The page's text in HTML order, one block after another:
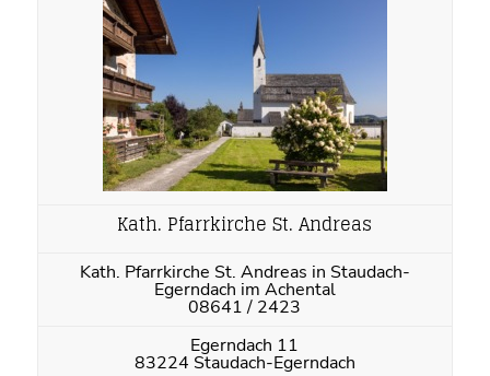
Kath. Pfarrkirche St. Andreas
Kath. Pfarrkirche St. Andreas in Staudach-
Egerndach im Achental
08641 / 2423
Egerndach 11
83224 Staudach-Egerndach